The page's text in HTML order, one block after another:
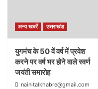
अन्य खबरें उत्तराखंड
युगमंच के 50 वें वर्ष में प्रवेश
करने पर वर्ष भर होने वाले स्वर्ण
जयंती समारोह
nainitalkhabre@gmail.com